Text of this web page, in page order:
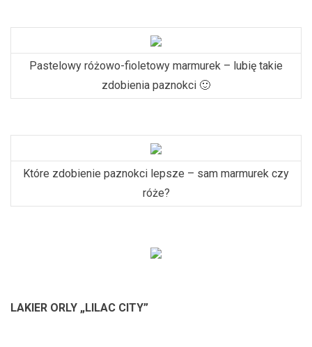
Pastelowy różowo-fioletowy marmurek – lubię takie
zdobienia paznokci 🙂
Które zdobienie paznokci lepsze – sam marmurek czy
róże?
LAKIER ORLY „LILAC CITY”